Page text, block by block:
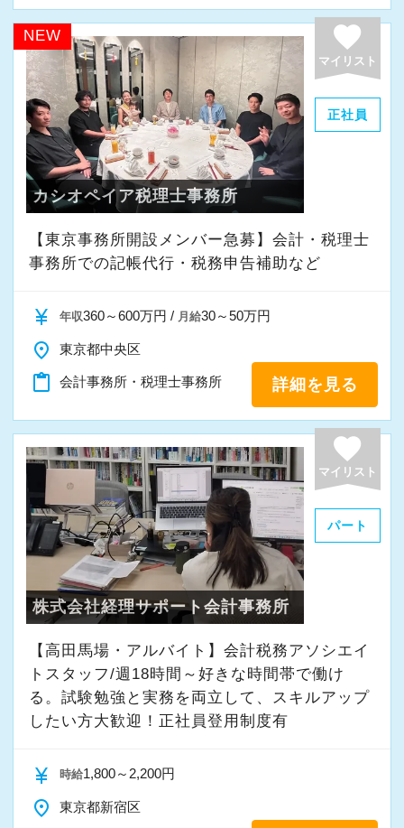
NEW favorite
マイリスト
正社員
カシオペイア税理士事務所
【東京事務所開設メンバー急募】会計・税理士
事務所での記帳代行・税務申告補助など
currency_yen 年収360～600万円 / 月給30～50万円
place 東京都中央区
content_paste 会計事務所・税理士事務所 詳細を見る
favorite
マイリスト
パート
株式会社経理サポート会計事務所
【高田馬場・アルバイト】会計税務アソシエイ
トスタッフ/週18時間～好きな時間帯で働け
る。試験勉強と実務を両立して、スキルアップ
したい方大歓迎！正社員登用制度有
currency_yen 時給1,800～2,200円
place 東京都新宿区